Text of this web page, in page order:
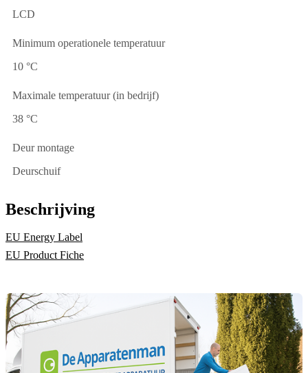
LCD
Minimum operationele temperatuur
10 °C
Maximale temperatuur (in bedrijf)
38 °C
Deur montage
Deurschuif
Beschrijving
EU Energy Label
EU Product Fiche